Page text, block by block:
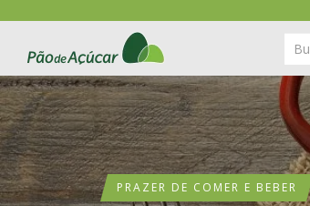
PRAZER DE COMER E BEBER